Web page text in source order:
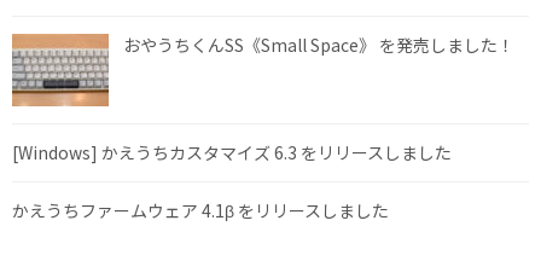
おやうちくんSS《Small Space》 を発売しました！
[Windows] かえうちカスタマイズ 6.3 をリリースしました
かえうちファームウェア 4.1β をリリースしました